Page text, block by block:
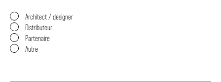
Architect / designer
Distributeur
Partenaire
Autre